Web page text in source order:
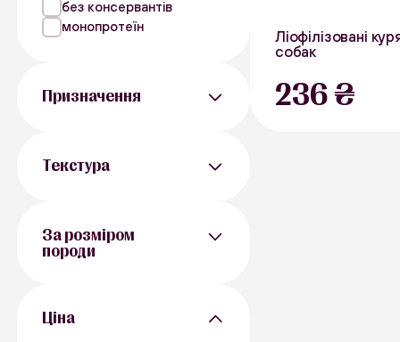
без консервантів
монопротеїн
Призначення
Для жування
Текстура
М’які
За розміром
породи
Для середніх порід
Ціна
Ліофілізовані
собак
236 ₴
В наявності